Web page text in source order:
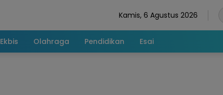
Kamis, 6 Agustus 2026
Ekbis Olahraga Pendidikan Esai